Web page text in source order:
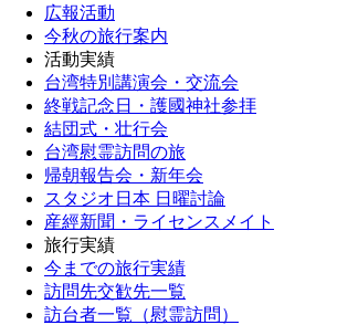
広報活動
今秋の旅行案内
活動実績
台湾特別講演会・交流会
終戦記念日・護國神社参拝
結団式・壮行会
台湾慰霊訪問の旅
帰朝報告会・新年会
スタジオ日本 日曜討論
産經新聞・ライセンスメイト
旅行実績
今までの旅行実績
訪問先交歓先一覧
訪台者一覧（慰霊訪問）